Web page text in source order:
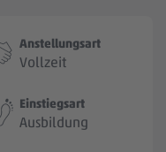
Anstellungsart
Vollzeit
Einstiegsart
Ausbildung